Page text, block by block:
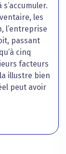
les
l’entreprise
passant
cinq
facteurs
illustre bien
peut avoir